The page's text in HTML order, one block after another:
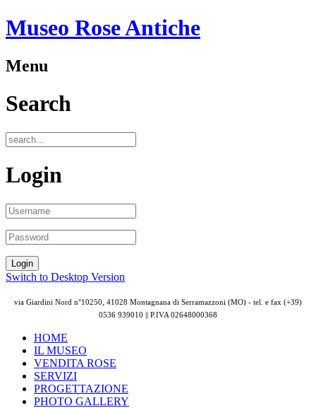
Museo Rose Antiche
Menu
Search
Login
Switch to Desktop Version
via Giardini Nord n°10250, 41028 Montagnana di Serramazzoni (MO) - tel. e fax (+39)
0536 939010 || P.IVA 02648000368
HOME
IL MUSEO
VENDITA ROSE
SERVIZI
PROGETTAZIONE
PHOTO GALLERY